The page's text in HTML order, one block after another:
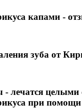
капами -
зуба от
лечатся целыми
при помощи